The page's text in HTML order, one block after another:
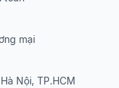
mại
Nội, TP.HCM